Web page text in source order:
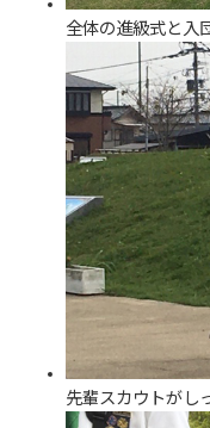
全体の進級式と入
先輩スカウトがし